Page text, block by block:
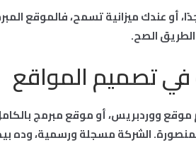
أو عندك ميزانية تسمح، فالموقع
الصح.
تصميم المواقع
موقع ووردبريس، أو موقع مبرمج
الشركة مسجلة ورسمية، وده